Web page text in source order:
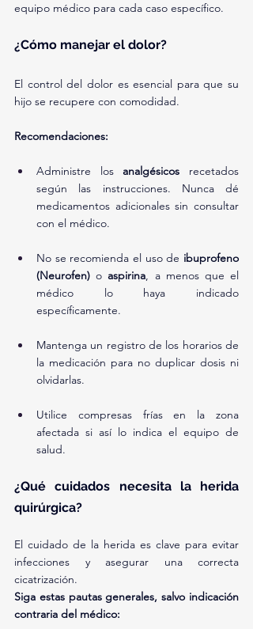
equipo médico para cada caso específico.
¿Cómo manejar el dolor?
El control del dolor es esencial para que su
hijo se recupere con comodidad.
Recomendaciones:
Administre los analgésicos recetados
según las instrucciones. Nunca dé
medicamentos adicionales sin consultar
con el médico.
No se recomienda el uso de ibuprofeno
(Neurofen) o aspirina, a menos que el
médico lo haya indicado
específicamente.
Mantenga un registro de los horarios de
la medicación para no duplicar dosis ni
olvidarlas.
Utilice compresas frías en la zona
afectada si así lo indica el equipo de
salud.
¿Qué cuidados necesita la herida
quirúrgica?
El cuidado de la herida es clave para evitar
infecciones y asegurar una correcta
cicatrización.
Siga estas pautas generales, salvo indicación
contraria del médico: